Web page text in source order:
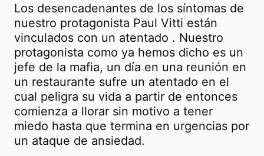
Los desencadenantes de los síntomas de
nuestro protagonista Paul Vitti están
vinculados con un atentado . Nuestro
protagonista como ya hemos dicho es un
jefe de la mafia, un día en una reunión en
un restaurante sufre un atentado en el
cual peligra su vida a partir de entonces
comienza a llorar sin motivo a tener
miedo hasta que termina en urgencias por
un ataque de ansiedad.